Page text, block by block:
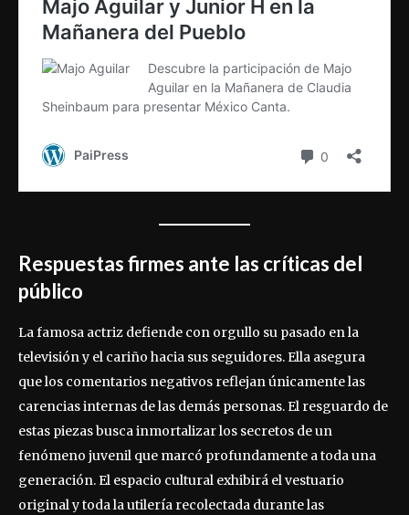
Respuestas firmes ante las críticas del
público
La famosa actriz defiende con orgullo su pasado en la
televisión y el cariño hacia sus seguidores. Ella asegura
que los comentarios negativos reflejan únicamente las
carencias internas de las demás personas. El resguardo de
estas piezas busca inmortalizar los secretos de un
fenómeno juvenil que marcó profundamente a toda una
generación. El espacio cultural exhibirá el vestuario
original y toda la utilería recolectada durante las